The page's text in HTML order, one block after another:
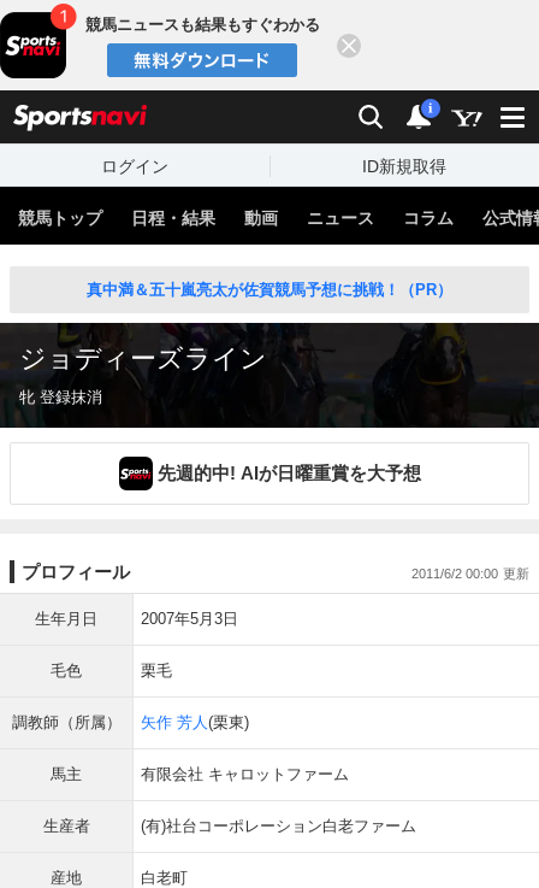
競馬ニュースも結果もすぐわかる
検索 通知
i
ログイン ID新規取得
競馬トップ 日程・結果 動画 ニュース コラム 公式情
真中満＆五十嵐亮太が佐賀競馬予想に挑戦！（PR）
ジョディーズライン
牝 登録抹消
先週的中! AIが日曜重賞を大予想
プロフィール 2011/6/2 00:00
生年月日 2007年5月3日
毛色 栗毛
調教師（所属） 矢作 芳人(栗東)
馬主 有限会社 キャロットファーム
生産者 (有)社台コーポレーション白老ファーム
産地 白老町